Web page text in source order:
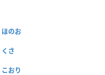
ほのお
くさ
こおり